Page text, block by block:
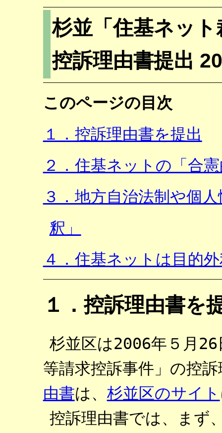
杉並「住基ネッ
控訴理由書提出
このページの目次
１．控訴理由書を提出
２．住基ネットの「合
３．地方自治法制や個
釈」
４．住基ネットは目的
１．控訴理由書を
杉並区は2006年５月
等請求控訴事件」の控
由書は、 杉並区のサイト
控訴理由書では、まず